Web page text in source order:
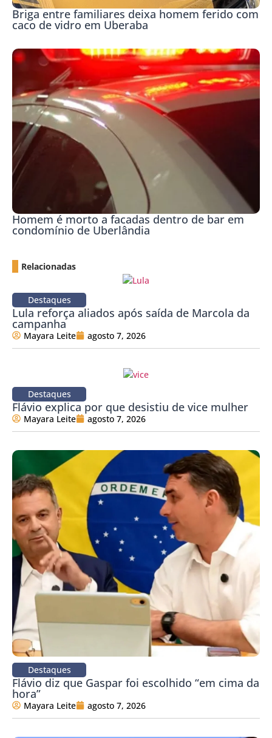
Briga entre familiares deixa homem ferido com
caco de vidro em Uberaba
Homem é morto a facadas dentro de bar em
condomínio de Uberlândia
Relacionadas
Destaques
Lula reforça aliados após saída de Marcola da
campanha
Mayara Leite agosto 7, 2026
Destaques
Flávio explica por que desistiu de vice mulher
Mayara Leite agosto 7, 2026
Destaques
Flávio diz que Gaspar foi escolhido “em cima da
hora”
Mayara Leite agosto 7, 2026